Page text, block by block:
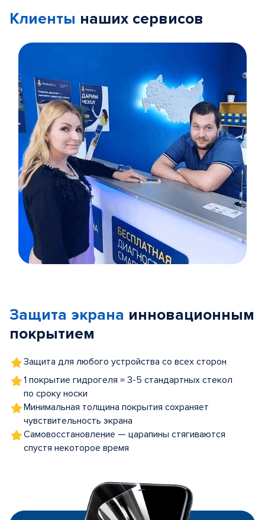
Клиенты наших сервисов
5
Защита экрана инновационным
покрытием
Защита для любого устройства со всех сторон
1 покрытие гидрогеля = 3-5 стандартных стекол
по сроку носки
Минимальная толщина покрытия сохраняет
чувствительность экрана
Самовосстановление — царапины стягиваются
спустя некоторое время